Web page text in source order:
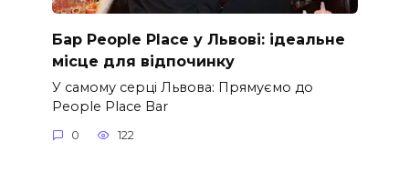
Бар People Place у Львові: ідеальне
місце для відпочинку
У самому серці Львова: Прямуємо до
People Place Bar
0 122